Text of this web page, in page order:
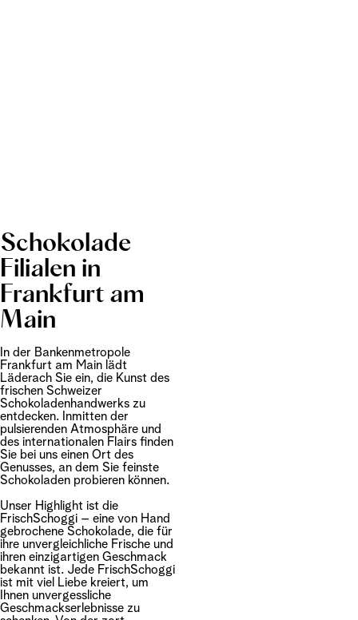
Schokolade
Filialen in
Frankfurt am
Main
In der Bankenmetropole
Frankfurt am Main lädt
Läderach Sie ein, die Kunst des
frischen Schweizer
Schokoladenhandwerks zu
entdecken. Inmitten der
pulsierenden Atmosphäre und
des internationalen Flairs finden
Sie bei uns einen Ort des
Genusses, an dem Sie feinste
Schokoladen probieren können.
Unser Highlight ist die
FrischSchoggi – eine von Hand
gebrochene Schokolade, die für
ihre unvergleichliche Frische und
ihren einzigartigen Geschmack
bekannt ist. Jede FrischSchoggi
ist mit viel Liebe kreiert, um
Ihnen unvergessliche
Geschmackserlebnisse zu